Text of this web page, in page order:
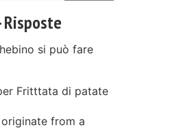
teriyaki
sesamo
Risposte
si può fare
Fritttata di patate
from a